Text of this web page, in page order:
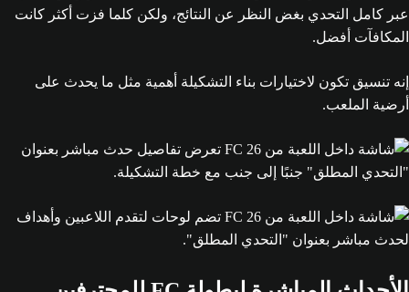
عبر كامل التحدي بغض النظر عن النتائج، ولكن كلما فزت أكثر كانت
المكافآت أفضل.
إنه تنسيق تكون لاختيارات بناء التشكيلة أهمية مثل ما يحدث على
أرضية الملعب.